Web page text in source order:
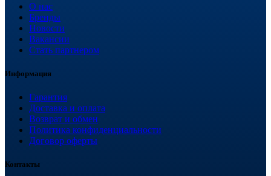
О нас
Бренды
Новости
Вакансии
Стать партнером
Информация
Гарантия
Доставка и оплата
Возврат и обмен
Политика конфиденциальности
Договор оферты
Контакты